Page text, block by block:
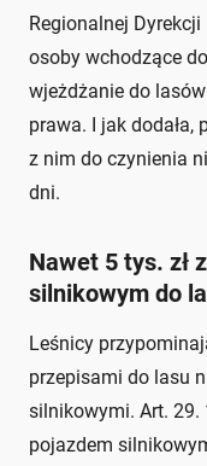
Regionalnej
osoby wchodzące
wjeżdżanie do
prawa. I jak
z nim do czynienia
dni.
Nawet 5 tys. zł
silnikowym do
Leśnicy
przepisami do lasu
silnikowymi. Art. 29.
pojazdem